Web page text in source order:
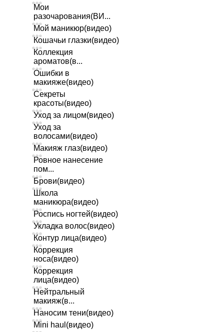
Мои
разочарования(ВИ...
Мой маникюр(видео)
Кошачьи глазки(видео)
Коллекция
ароматов(в...
Ошибки в
макияже(видео)
Секреты
красоты(видео)
Уход за лицом(видео)
Уход за
волосами(видео)
Макияж глаз(видео)
Ровное нанесение
пом...
Брови(видео)
Школа
маникюра(видео)
Роспись ногтей(видео)
Укладка волос(видео)
Контур лица(видео)
Коррекция
носа(видео)
Коррекция
лица(видео)
Нейтральный
макияж(в...
Наносим тени(видео)
Mini haul(видео)